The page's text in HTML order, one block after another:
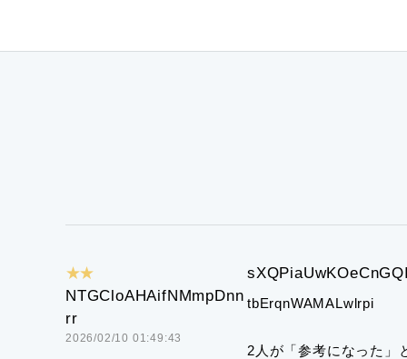
★★
NTGCloAHAifNMmpDnn
rr
2026/02/10 01:49:43
tbErqnWAMALwlrpi
2人が「参考になった」